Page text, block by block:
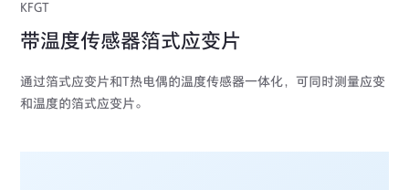
KFGT
带温度传感器箔式应变片
通过箔式应变片和T热电偶的温度传感器一体化，可同时测量应变
和温度的箔式应变片。